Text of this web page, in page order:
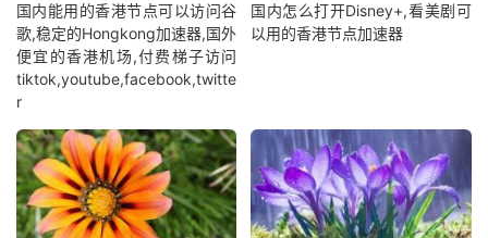
国内能用的香港节点可以访问谷
歌,稳定的Hongkong加速器,国外
便宜的香港机场,付费梯子访问
tiktok,youtube,facebook,twitte
r
国内怎么打开Disney+,看美剧可
以用的香港节点加速器